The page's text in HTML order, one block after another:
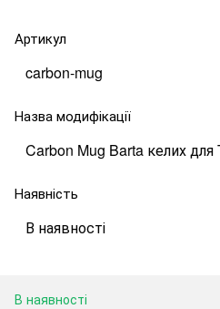
Артикул
carbon-mug
Назва модифікації
Carbon Mug Barta келих для
Наявність
В наявності
В наявності